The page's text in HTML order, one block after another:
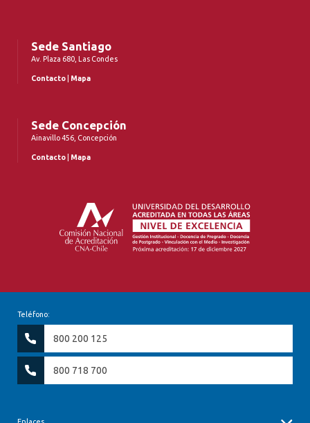
Sede Santiago
Av. Plaza 680, Las Condes
Contacto Mapa
Sede Concepción
Ainavillo 456, Concepción
Contacto Mapa
Teléfono:
800 200 125
800 718 700
Enlaces